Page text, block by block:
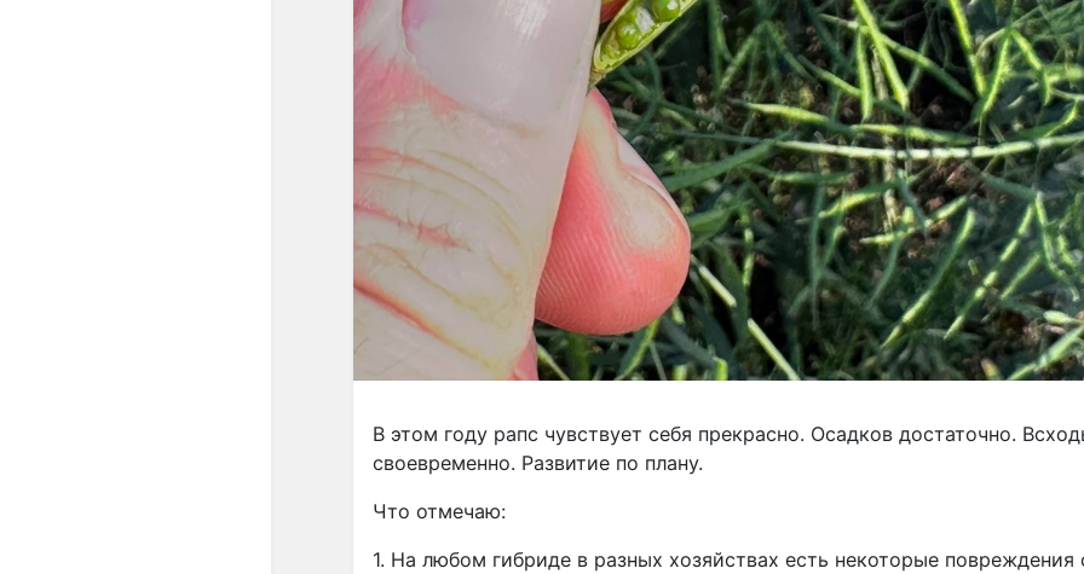
В этом году рапс чувствует себя прекрасно. Осадков достаточно.
своевременно. Развитие по плану.
Что отмечаю:
1. На любом гибриде в разных хозяйствах есть некоторые повреждения